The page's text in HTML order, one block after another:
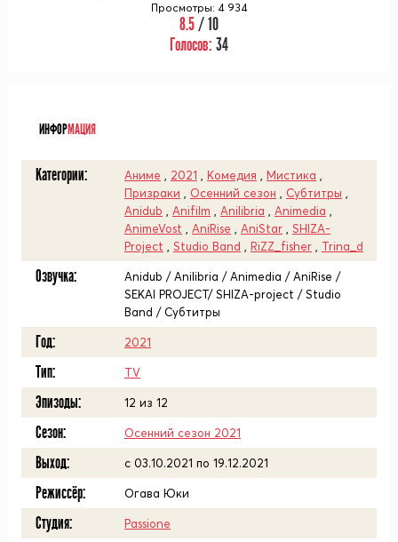
Просмотры: 4 934
8.5/ 10
Голосов: 34
ИНФОРМАЦИЯ
Категории: Аниме 2021 Комедия Мистика
Призраки
Осенний сезон Субтитры
Anidub
Anifilm Anilibria Animedia
AnimeVost
AniRise AniStar
SHIZA-
Project
Studio Band RiZZ_fisher Trina_d
Озвучка:
Anidub / Anilibria / Animedia / AniRise /
SEKAI PROJECT/ SHIZA-project / Studio
Band / Субтитры
Год: 2021
Тип: TV
Эпизоды: 12 из 12
Сезон: Осенний сезон 2021
Выход: c 03.10.2021 по 19.12.2021
Режиссёр: Огава Юки
Студия: Passione